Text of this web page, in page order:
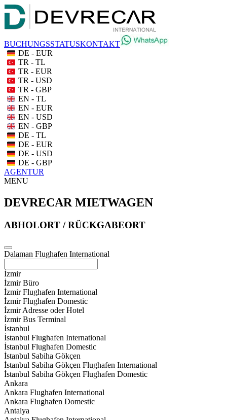
BUCHUNGSSTATUSKONTAKT
DE - EUR
TR - TL
TR - EUR
TR - USD
TR - GBP
EN - TL
EN - EUR
EN - USD
EN - GBP
DE - TL
DE - EUR
DE - USD
DE - GBP
AGENTUR
MENU
DEVRECAR MIETWAGEN
ABHOLORT / RÜCKGABEORT
Dalaman Flughafen International
İzmir
İzmir Büro
İzmir Flughafen International
İzmir Flughafen Domestic
İzmir Adresse oder Hotel
İzmir Bus Terminal
İstanbul
İstanbul Flughafen International
İstanbul Flughafen Domestic
İstanbul Sabiha Gökçen
İstanbul Sabiha Gökçen Flughafen International
İstanbul Sabiha Gökçen Flughafen Domestic
Ankara
Ankara Flughafen International
Ankara Flughafen Domestic
Antalya